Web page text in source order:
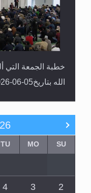
خطبة الجمعة التي
الله بتاريخ05-06-2026
SU
MO
TU
2
3
4